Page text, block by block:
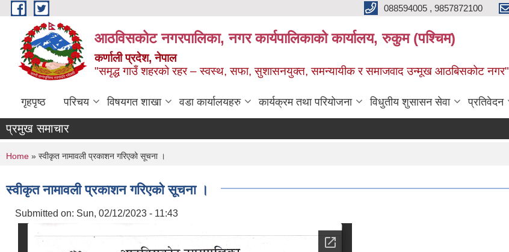
Skip to main content 088594005 , 9857872100
आठविसकोट नगरपालिका, नगर कार्यपालिकाको कार्यालय, रुकुम (पश्चिम)
कर्णाली प्रदेश, नेपाल
"समृद्ध गाउँ शहरको रहर – स्वस्थ, सफा, सुशासनयुक्त, समन्यायीक र समाजवाद उन्मूख आठबिसकोट नगर"
गृहपृष्ठ परिचय विषयगत शाखा वडा कार्यालयहरु कार्यक्रम तथा परियोजना विधुतीय शुसासन सेवा प्रतिवेदन
प्रमुख समाचार
You are here
Home » स्वीकृत नामावली प्रकाशन गरिएको सूचना ।
स्वीकृत नामावली प्रकाशन गरिएको सूचना ।
Submitted on: Sun, 02/12/2023 - 11:43